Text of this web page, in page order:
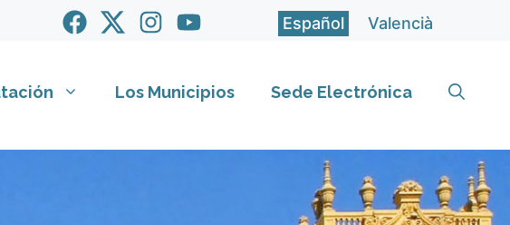
Español Valencià
Los Municipios Sede Electrónica